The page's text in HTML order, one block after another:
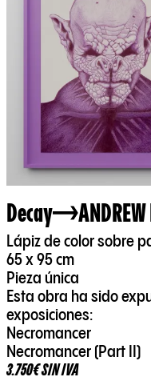
Decay
Lápiz de color sobre
65 x 95 cm
Pieza única
Esta obra ha sido
exposiciones:
Necromancer
Necromancer (Part II)
3.750€ SIN IVA